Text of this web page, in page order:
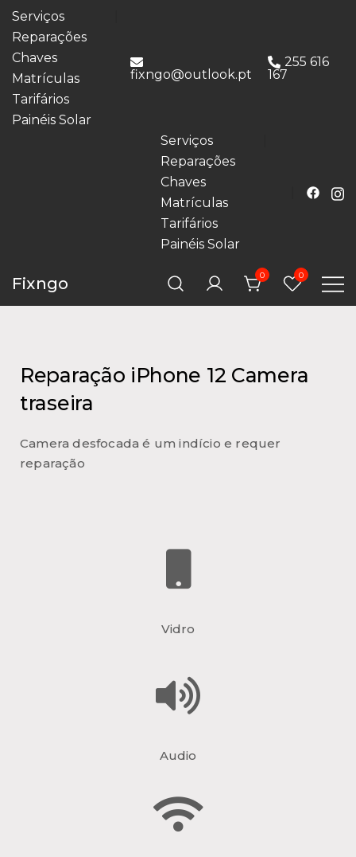
Serviços
Reparações
Chaves
Matrículas
Tarifários
Painéis Solar
fixngo@outlook.pt
255 616
167
Serviços
Reparações
Chaves
Matrículas
Tarifários
Painéis Solar
Fixngo 0 0
Reparação iPhone 12 Camera
traseira
Camera desfocada é um indício e requer
reparação
Vidro
Audio